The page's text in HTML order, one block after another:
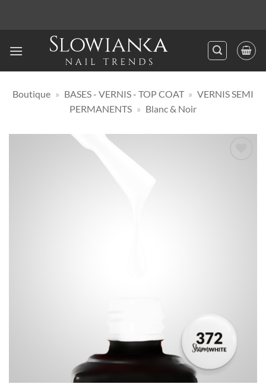
Boutique » BASES - VERNIS - TOP COAT » VERNIS SEMI
PERMANENTS » Blanc & Noir